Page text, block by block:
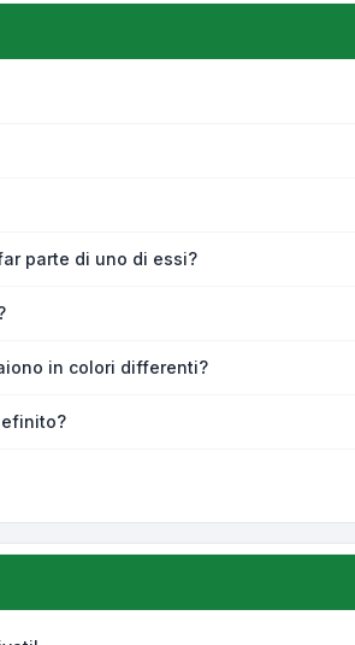
parte di uno di essi?
in colori differenti?